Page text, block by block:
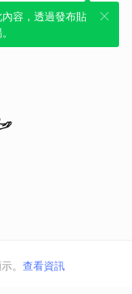
容，透過發布貼
。 查看資訊